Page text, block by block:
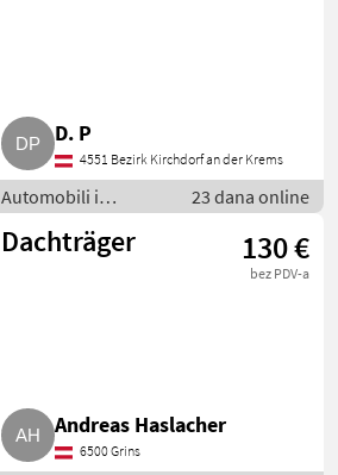
D. P
4551 Bezirk Kirchdorf an der Krems
Automobili i
motocikli / Dijelovi
za automobile
23 dana online
Dachträger 130 €
bez PDV-a
Andreas Haslacher
6500 Grins